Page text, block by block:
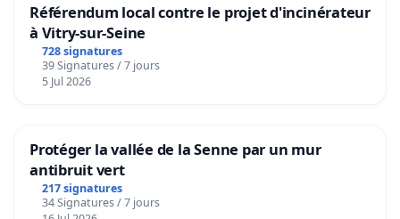
Référendum local contre le projet d'incinérateur
à Vitry-sur-Seine
728 signatures
39 Signatures / 7 jours
5 Jul 2026
Protéger la vallée de la Senne par un mur
antibruit vert
217 signatures
34 Signatures / 7 jours